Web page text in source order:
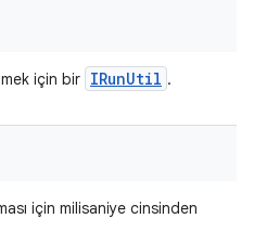
için bir IRunUtil .
için milisaniye cinsinden